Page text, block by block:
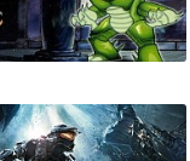
Commander